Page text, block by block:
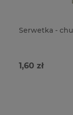
Serwetka -
1,60 zł